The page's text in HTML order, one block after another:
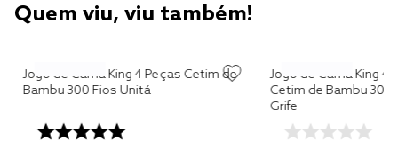
Quem viu, viu também!
Jogo de Cama King 4 Peças Cetim de
Bambu 300 Fios Unitá
Jogo de Cama King 4
Cetim de Bambu 300
Grife